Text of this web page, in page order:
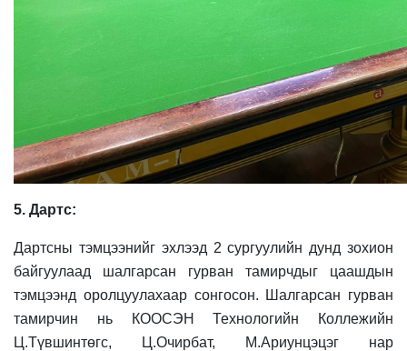
5. Дартс:
Дартсны тэмцээнийг эхлээд 2 сургуулийн дунд зохион
байгуулаад шалгарсан гурван тамирчдыг цаашдын
тэмцээнд оролцуулахаар сонгосон. Шалгарсан гурван
тамирчин нь КООСЭН Технологийн Коллежийн
Ц.Түвшинтөгс, Ц.Очирбат, М.Ариунцэцэг нар